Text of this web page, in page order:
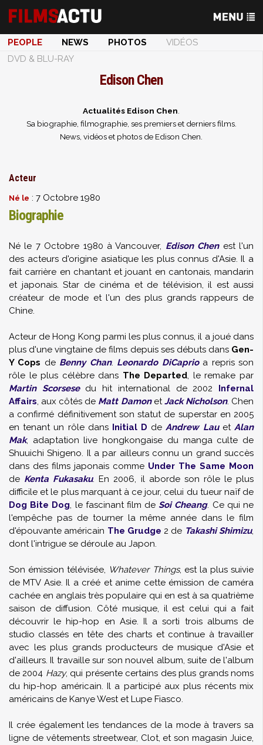
PEOPLE NEWS PHOTOS
VIDÉOS
DVD & BLU-RAY
Edison Chen
Actualités Edison Chen
Sa biographie, filmographie, ses premiers et derniers films.
News, vidéos et photos de Edison Chen.
Acteur
Né le : 7 Octobre 1980
Biographie
Né le 7 Octobre 1980 à Vancouver, Edison Chenest l'un
des acteurs d'origine asiatique les plus connus d'Asie. Il a
fait carrière en chantant et jouant en cantonais, mandarin
et japonais. Star de cinéma et de télévision, il est aussi
créateur de mode et l'un des plus grands rappeurs de
Chine.
Acteur de Hong Kong parmi les plus connus, il a joué dans
plus d'une vingtaine de films depuis ses débuts dans Gen-
Y Cops de Benny Chan. Leonardo DiCaprioa repris son
rôle le plus célèbre dans The Departed, le remake par
Martin Scorsesedu hit international de 2002 Infernal
Affairs, aux côtés de Matt DamonetJack Nicholson. Chen
a confirmé définitivement son statut de superstar en 2005
en tenant un rôle dans Initial D deAndrew LauetAlan
Mak, adaptation live hongkongaise du manga culte de
Shuuichi Shigeno. Il a par ailleurs connu un grand succès
dans des films japonais comme Under The Same Moon
de Kenta Fukasaku. En 2006, il aborde son rôle le plus
difficile et le plus marquant à ce jour, celui du tueur naïf de
Dog Bite Dog, le fascinant film deSoi Cheang. Ce qui ne
l'empêche pas de tourner la même année dans le film
d'épouvante américain The Grudge 2 de Takashi Shimizu,
dont l'intrigue se déroule au Japon.
Son émission télévisée, Whatever Things, est la plus suivie
de MTV Asie. Il a créé et anime cette émission de caméra
cachée en anglais très populaire qui en est à sa quatrième
saison de diffusion. Côté musique, il est celui qui a fait
découvrir le hip-hop en Asie. Il a sorti trois albums de
studio classés en tête des charts et continue à travailler
avec les plus grands producteurs de musique d'Asie et
d'ailleurs. Il travaille sur son nouvel album, suite de l'album
de 2004 Hazy, qui présente certains des plus grands noms
du hip-hop américain. Il a participé aux plus récents mix
américains de Kanye West et Lupe Fiasco.
Il crée également les tendances de la mode à travers sa
ligne de vêtements streetwear, Clot, et son magasin Juice,